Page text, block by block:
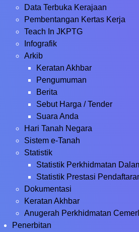
Data Terbuka Kerajaan
Pembentangan Kertas Kerja
Teach In JKPTG
Infografik
Arkib
Keratan Akhbar
Pengumuman
Berita
Sebut Harga / Tender
Suara Anda
Hari Tanah Negara
Sistem e-Tanah
Statistik
Statistik Perkhidmatan
Statistik Prestasi
Dokumentasi
Keratan Akhbar
Anugerah Perkhidmatan
Penerbitan